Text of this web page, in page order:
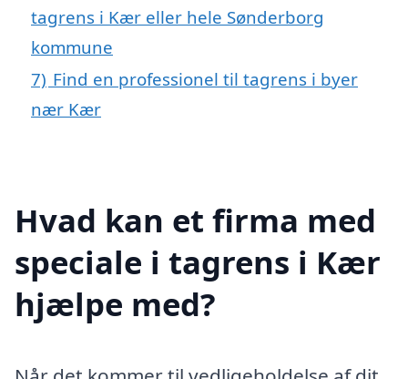
tagrens i Kær eller hele Sønderborg
kommune
7) Find en professionel til tagrens i byer
nær Kær
Hvad kan et firma med
speciale i tagrens i Kær
hjælpe med?